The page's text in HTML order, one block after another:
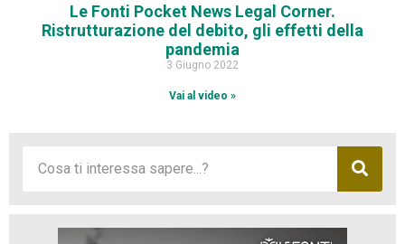
Le Fonti Pocket News Legal Corner.
Ristrutturazione del debito, gli effetti della
pandemia
3 Giugno 2022
Vai al video »